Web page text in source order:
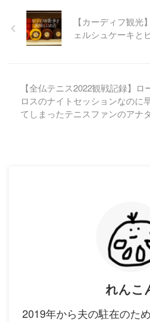
【カーディフ観光
ェルシュケーキと
【全仏テニス2022観戦記録】ロ
ロスのナイトセッションなのに
てしまったテニスファンのアナタ
れんこ
2019年から夫の駐在のた